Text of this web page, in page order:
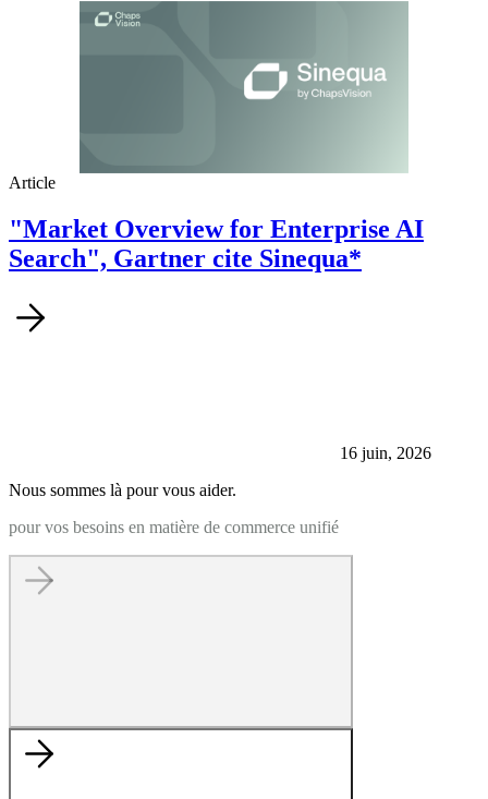
Article
"Market Overview for Enterprise AI
Search", Gartner cite Sinequa*
16 juin, 2026
Nous sommes là pour vous aider.
pour vos besoins en matière de commerce unifié